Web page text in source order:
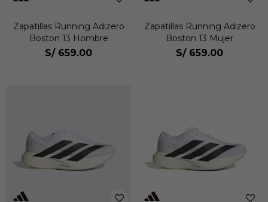
Zapatillas Running Adizero
Boston 13 Hombre
S/ 659.00
Zapatillas Running Adizero
Boston 13 Mujer
S/ 659.00